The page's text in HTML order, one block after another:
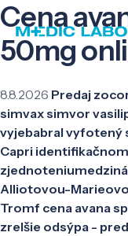
Cena
50mg
8.8.2026 Predaj
simvax simvor
vyjebabral vyfotený
Capri
Alliotovou-
Tromf cena avana
zrelšie odsýpa -